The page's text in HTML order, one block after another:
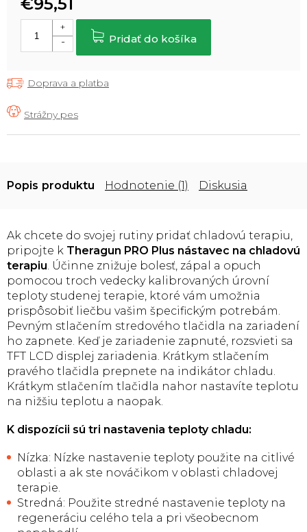
Jednotková
cena:
Pridať do košíka
Doprava a platba
Popis Hodnotenie (1) Diskusia
Ak chcete do svojej rutiny pridať chladovú terapiu,
pripojte k Theragun PRO Plus nástavec na chladovú
terapiu. Účinne znižuje bolesť, zápal a opuch
pomocou troch vedecky kalibrovaných úrovní
teploty studenej terapie, ktoré vám umožnia
prispôsobiť liečbu vašim špecifickým potrebám.
Pevným stlačením stredového tlačidla na zariadení
ho zapnete. Keď je zariadenie zapnuté, rozsvieti sa
TFT LCD displej zariadenia. Krátkym stlačením
pravého tlačidla prepnete na indikátor chladu.
Krátkym stlačením tlačidla nahor nastavíte teplotu
na nižšiu teplotu a naopak.
K dispozícii sú tri nastavenia teploty chladu:
Nízka: Nízke nastavenie teploty použite na citlivé
oblasti a ak ste nováčikom v oblasti chladovej
terapie.
Stredná: Použite stredné nastavenie teploty na
regeneráciu celého tela a pri všeobecnom